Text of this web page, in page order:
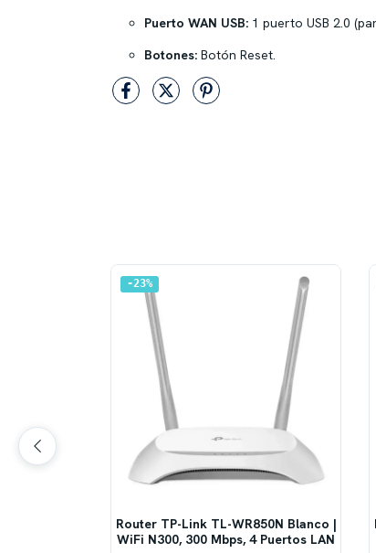
Puerto WAN USB: 1 puerto USB 2.0
Botones: Botón Reset.
23%
Router TP-Link TL-WR850N Blanco |
WiFi N300, 300 Mbps, 4 Puertos LAN